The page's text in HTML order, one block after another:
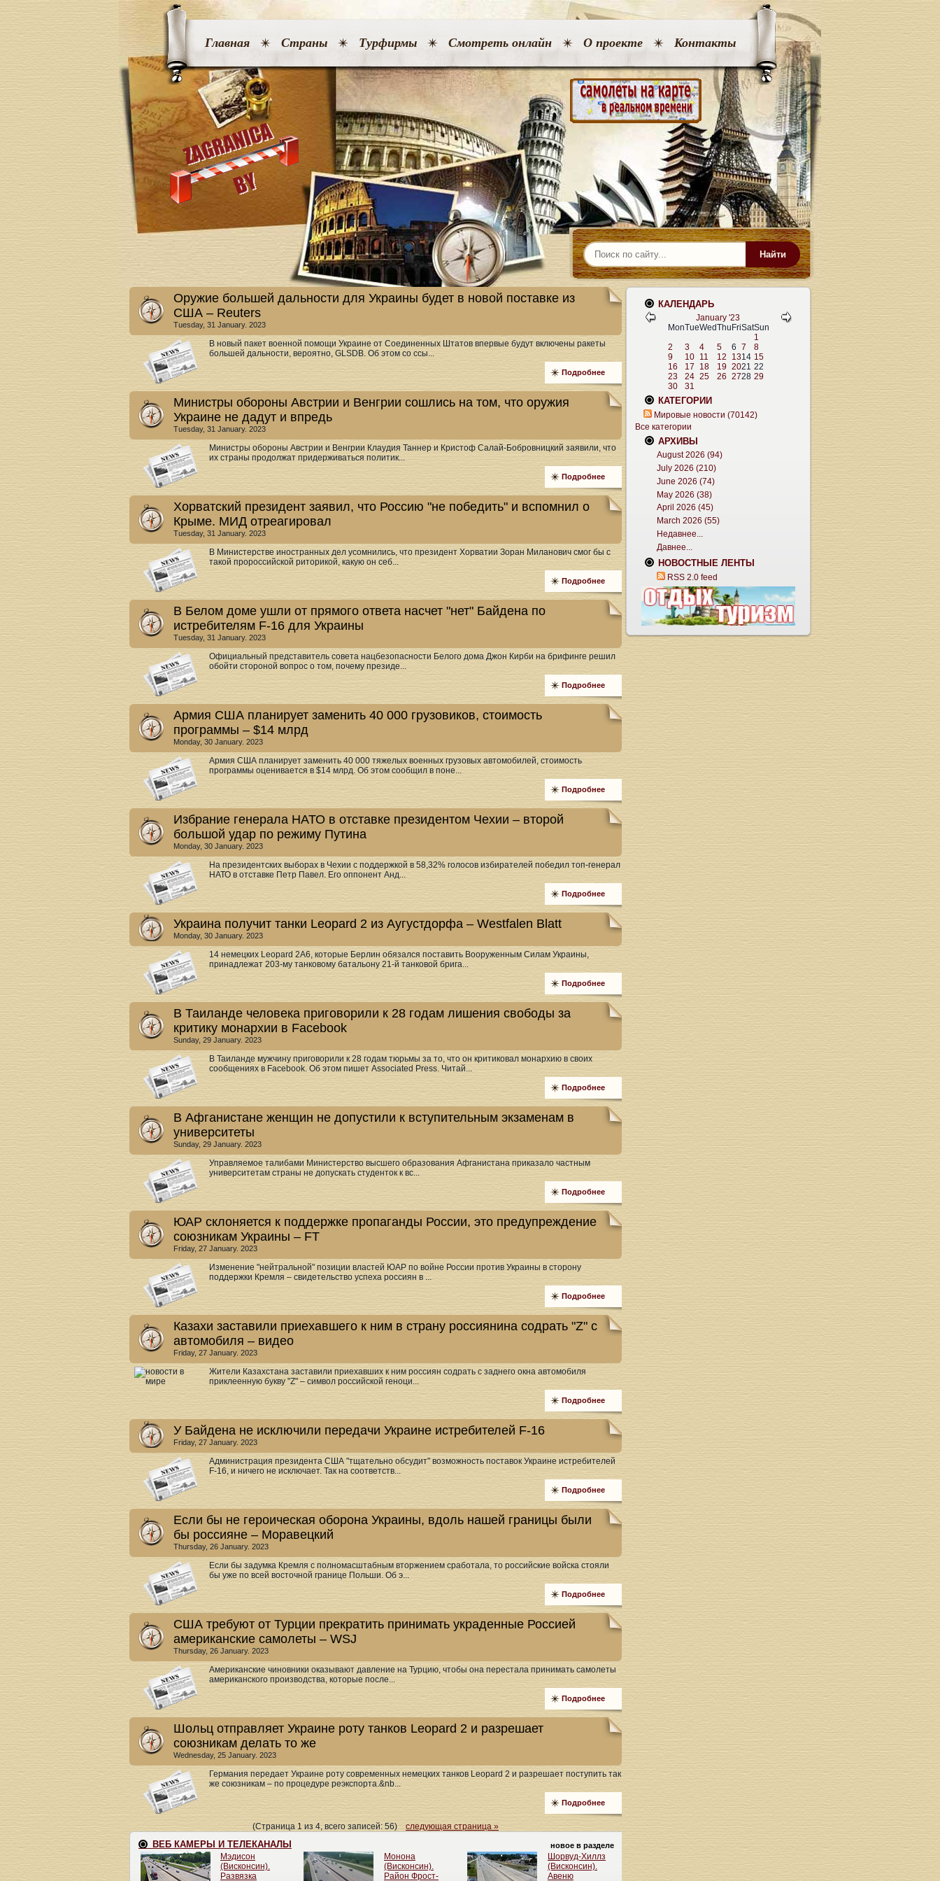
Главная Страны Турфирмы Смотреть онлайн О проекте Контакты
Найти
Оружие большей дальности для Украины будет в новой поставке из
США – Reuters
Tuesday, 31 January. 2023
В новый пакет военной помощи Украине от Соединенных Штатов впервые будут включены ракеты
большей дальности, вероятно, GLSDB. Об этом со ссы...
Подробнее
Министры обороны Австрии и Венгрии сошлись на том, что оружия
Украине не дадут и впредь
Tuesday, 31 January. 2023
Министры обороны Австрии и Венгрии Клаудия Таннер и Кристоф Салай-Бобровницкий заявили, что
их страны продолжат придерживаться политик...
Подробнее
Хорватский президент заявил, что Россию "не победить" и вспомнил о
Крыме. МИД отреагировал
Tuesday, 31 January. 2023
В Министерстве иностранных дел усомнились, что президент Хорватии Зоран Миланович смог бы с
такой пророссийской риторикой, какую он себ...
Подробнее
В Белом доме ушли от прямого ответа насчет "нет" Байдена по
истребителям F-16 для Украины
Tuesday, 31 January. 2023
Официальный представитель совета нацбезопасности Белого дома Джон Кирби на брифинге решил
обойти стороной вопрос о том, почему президе...
Подробнее
Армия США планирует заменить 40 000 грузовиков, стоимость
программы – $14 млрд
Monday, 30 January. 2023
Армия США планирует заменить 40 000 тяжелых военных грузовых автомобилей, стоимость
программы оценивается в $14 млрд. Об этом сообщил в поне...
Подробнее
Избрание генерала НАТО в отставке президентом Чехии – второй
большой удар по режиму Путина
Monday, 30 January. 2023
На президентских выборах в Чехии с поддержкой в 58,32% голосов избирателей победил топ-генерал
НАТО в отставке Петр Павел. Его оппонент Анд...
Подробнее
Украина получит танки Leopard 2 из Аугустдорфа – Westfalen Blatt
Monday, 30 January. 2023
14 немецких Leopard 2A6, которые Берлин обязался поставить Вооруженным Силам Украины,
принадлежат 203-му танковому батальону 21-й танковой брига...
Подробнее
В Таиланде человека приговорили к 28 годам лишения свободы за
критику монархии в Facebook
Sunday, 29 January. 2023
В Таиланде мужчину приговорили к 28 годам тюрьмы за то, что он критиковал монархию в своих
сообщениях в Facebook. Об этом пишет Associated Press. Читай...
Подробнее
В Афганистане женщин не допустили к вступительным экзаменам в
университеты
Sunday, 29 January. 2023
Управляемое талибами Министерство высшего образования Афганистана приказало частным
университетам страны не допускать студенток к вс...
Подробнее
ЮАР склоняется к поддержке пропаганды России, это предупреждение
союзникам Украины – FT
Friday, 27 January. 2023
Изменение "нейтральной" позиции властей ЮАР по войне России против Украины в сторону
поддержки Кремля – свидетельство успеха россиян в ...
Подробнее
Казахи заставили приехавшего к ним в страну россиянина содрать "Z" с
автомобиля – видео
Friday, 27 January. 2023
Жители Казахстана заставили приехавших к ним россиян содрать с заднего окна автомобиля
приклеенную букву "Z" – символ российской геноци...
Подробнее
У Байдена не исключили передачи Украине истребителей F-16
Friday, 27 January. 2023
Администрация президента США "тщательно обсудит" возможность поставок Украине истребителей
F-16, и ничего не исключает. Так на соответств...
Подробнее
Если бы не героическая оборона Украины, вдоль нашей границы были
бы россияне – Моравецкий
Thursday, 26 January. 2023
Если бы задумка Кремля с полномасштабным вторжением сработала, то российские войска стояли
бы уже по всей восточной границе Польши. Об э...
Подробнее
США требуют от Турции прекратить принимать украденные Россией
американские самолеты – WSJ
Thursday, 26 January. 2023
Американские чиновники оказывают давление на Турцию, чтобы она перестала принимать самолеты
американского производства, которые после...
Подробнее
Шольц отправляет Украине роту танков Leopard 2 и разрешает
союзникам делать то же
Wednesday, 25 January. 2023
Германия передает Украине роту современных немецких танков Leopard 2 и разрешает поступить так
же союзникам – по процедуре реэкспорта.&nb...
Подробнее
(Страница 1 из 4, всего записей: 56)следующая страница »
КАЛЕНДАРЬ
January '23
MonTueWedThu FriSatSun
1
2
3 4 5 6 7
8
9
10 11 12 1314 15
16
17 18 19 2021 22
23
24 25 26 2728 29
30
31
КАТЕГОРИИ
Мировые новости (70142)
Все категории
АРХИВЫ
August 2026 (94)
July 2026 (210)
June 2026 (74)
May 2026 (38)
April 2026 (45)
March 2026 (55)
Недавнее...
Давнее...
НОВОСТНЫЕ ЛЕНТЫ
RSS 2.0 feed